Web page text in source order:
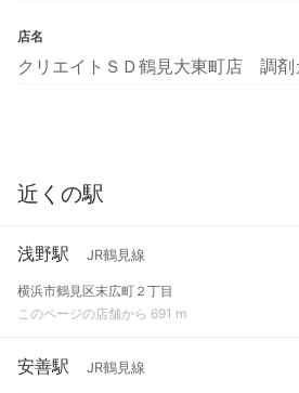
店名
クリエイトＳＤ鶴見大東町店 調剤
近くの駅
浅野駅 JR鶴見線
横浜市鶴見区末広町２丁目
このページの店舗から 691 m
安善駅 JR鶴見線